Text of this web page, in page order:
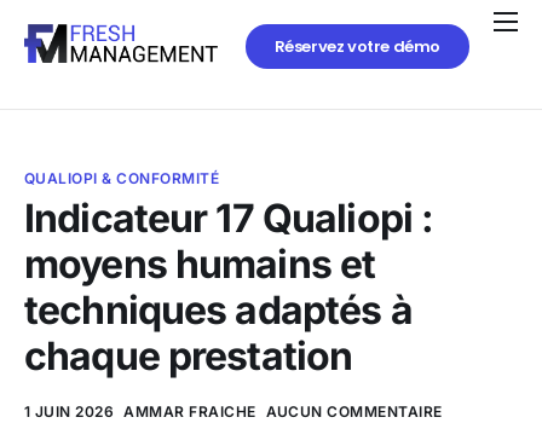
Réservez votre démo
QUALIOPI & CONFORMITÉ
Indicateur 17 Qualiopi :
moyens humains et
techniques adaptés à
chaque prestation
1 JUIN 2026 AMMAR FRAICHE AUCUN COMMENTAIRE